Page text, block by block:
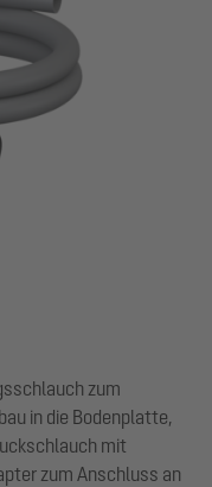
zum
in die Bodenplatte,
mit
zum Anschluss an